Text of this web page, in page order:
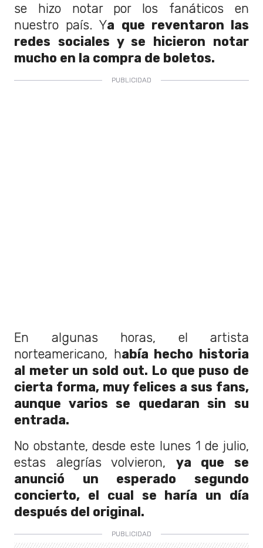
se hizo notar por los fanáticos en
nuestro país. Ya que reventaron las
redes sociales y se hicieron notar
mucho en la compra de boletos.
En algunas horas, el artista
norteamericano, había hecho historia
al meter un sold out. Lo que puso de
cierta forma, muy felices a sus fans,
aunque varios se quedaran sin su
entrada.
No obstante, desde este lunes 1 de julio,
estas alegrías volvieron, ya que se
anunció un esperado segundo
concierto, el cual se haría un día
después del original.